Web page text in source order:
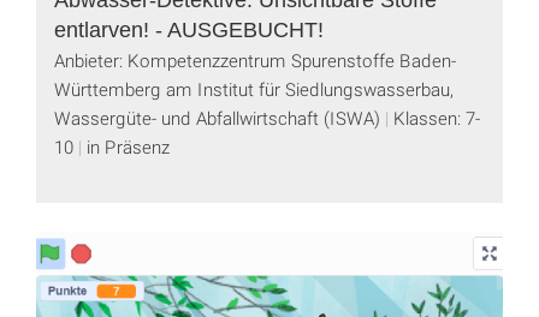
entlarven! - AUSGEBUCHT!
Anbieter: Kompetenzzentrum Spurenstoffe Baden-
Württemberg am Institut für Siedlungswasserbau,
Wassergüte- und Abfallwirtschaft (ISWA)
Klassen: 7-
10 in Präsenz